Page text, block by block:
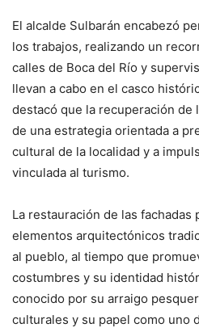
El alcalde Sulbarán encabezó
los trabajos, realizando un
calles de Boca del Río y
llevan a cabo en el casco
destacó que la recuperación de
de una estrategia orientada a
cultural de la localidad y a
vinculada al turismo.
La restauración de las
elementos arquitectónicos
al pueblo, al tiempo que
costumbres y su identidad
conocido por su arraigo
culturales y su papel como uno